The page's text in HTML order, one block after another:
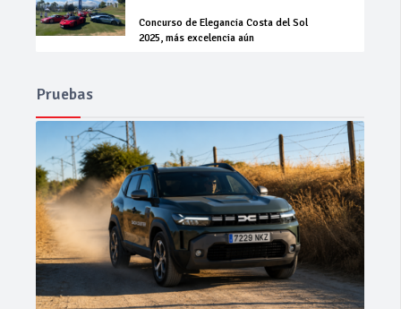
Concurso de Elegancia Costa del Sol
2025, más excelencia aún
Pruebas